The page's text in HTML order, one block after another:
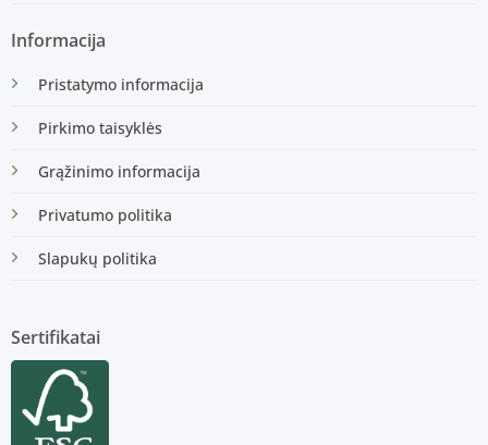
Informacija
Pristatymo informacija
Pirkimo taisyklės
Grąžinimo informacija
Privatumo politika
Slapukų politika
Sertifikatai